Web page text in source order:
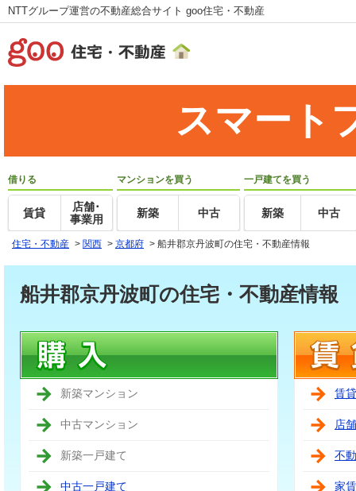
NTTグループ運営の不動産総合サイト goo住宅・不動産
スマート
借りる
賃貸
店舗･
事業用
マンションを買う
新築 中古
一戸建てを買う
新築 中古
住宅・不動産 > 関西 > 京都府 > 船井郡京丹波町の住宅・不動産情報
船井郡京丹波町の住宅・不動産情報
新築マンション
中古マンション
新築一戸建て
中古一戸建て
賃
店
不
家